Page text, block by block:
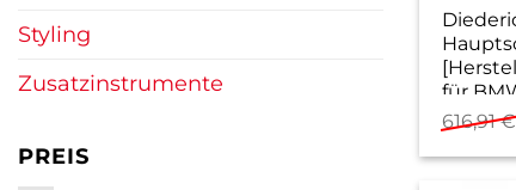
Styling
Zusatzinstrumente
PREIS
für
616,91€